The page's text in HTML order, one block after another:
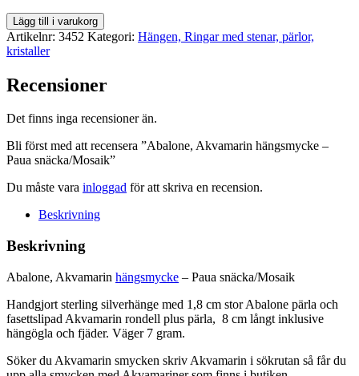
Abalone,
Akvamarin
hängsmycke
Paua
snäcka/Mosaik
Lägg till i varukorg
Artikelnr: 3452 Kategori: Hängen, Ringar med stenar, pärlor,
kristaller
Recensioner
Det finns inga recensioner än.
Bli först med att recensera ”Abalone, Akvamarin hängsmycke –
Paua snäcka/Mosaik”
Du måste vara inloggad för att skriva en recension.
Beskrivning
Beskrivning
Abalone, Akvamarin hängsmycke – Paua snäcka/Mosaik
Handgjort sterling silverhänge med 1,8 cm stor Abalone pärla och
fasettslipad Akvamarin rondell plus pärla, 8 cm långt inklusive
hängögla och fjäder. Väger 7 gram.
Söker du Akvamarin smycken skriv Akvamarin i sökrutan så får du